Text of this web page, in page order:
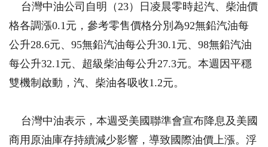
台灣中油公司自明（23）日凌晨零時起汽、柴油價
格各調漲0.1元，參考零售價格分別為92無鉛汽油每
公升28.6元、95無鉛汽油每公升30.1元、98無鉛汽油
每公升32.1元、超級柴油每公升27.3元。本週因平穩
雙機制啟動，汽、柴油各吸收1.2元。
台灣中油表示，本週受美國聯準會宣布降息及美國
商用原油庫存持續減少影響，導致國際油價上漲。浮